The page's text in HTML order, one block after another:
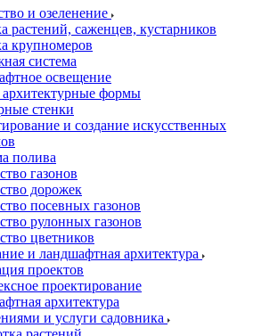
и озеленение
растений, саженцев, кустарников
крупномеров
система
освещение
формы
стенки
и создание искусственных
полива
газонов
дорожек
посевных газонов
рулонных газонов
цветников
и ландшафтная архитектура
проектов
проектирование
архитектура
и услуги садовника